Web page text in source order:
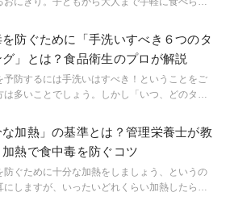
か。 今回は、そんなおにぎりを冷凍する時に注
ことについてご紹介いたします。
防ぐために「手洗いすべき６つのタ
」とは？食品衛生のプロが解説
予防するには手洗いはすべき！ということをご
は多いことでしょう。しかし「いつ、どのタイ
ほど多くないように感じます。今回の記事で
毒を防ぐために効果的な手洗いのタイミングに
食品衛生のプロである管理栄養士の視点から解
きます。
な加熱」の基準とは？管理栄養士が教
加熱で食中毒を防ぐコツ
防ぐために十分な加熱をしましょう、というの
にしますが、いったいどれくらい加熱したらよ